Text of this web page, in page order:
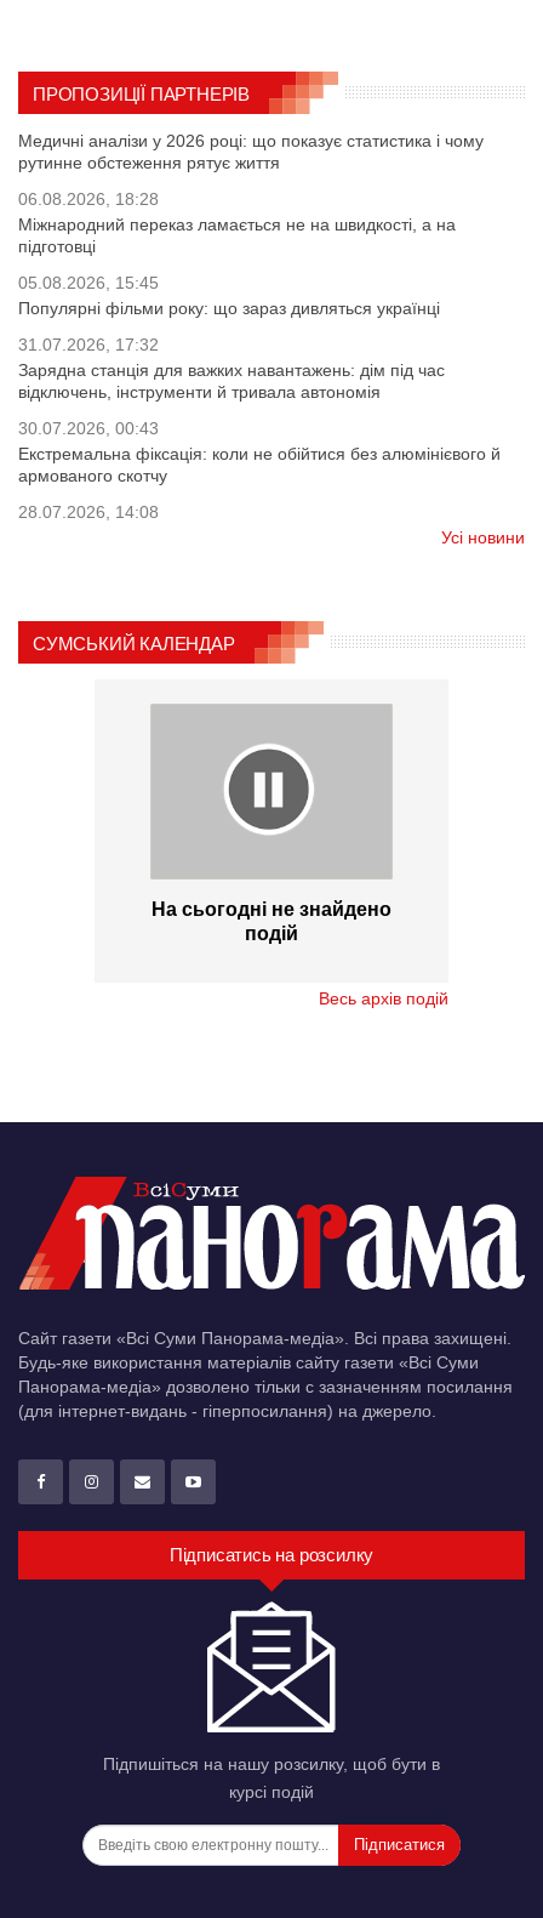
ПРОПОЗИЦІЇ ПАРТНЕРІВ
Медичні аналізи у 2026 році: що показує статистика і чому
рутинне обстеження рятує життя
06.08.2026, 18:28
Міжнародний переказ ламається не на швидкості, а на
підготовці
05.08.2026, 15:45
Популярні фільми року: що зараз дивляться українці
31.07.2026, 17:32
Зарядна станція для важких навантажень: дім під час
відключень, інструменти й тривала автономія
30.07.2026, 00:43
Екстремальна фіксація: коли не обійтися без алюмінієвого й
армованого скотчу
28.07.2026, 14:08
Усі новини
СУМСЬКИЙ КАЛЕНДАР
На сьогодні не знайдено
подій
Весь архів подій
Сайт газети «Всі Суми Панорама-медіа». Всі права захищені.
Будь-яке використання матеріалів сайту газети «Всі Суми
Панорама-медіа» дозволено тільки c зазначенням посилання
(для інтернет-видань - гіперпосилання) на джерело.
Підписатись на розсилку
Підпишіться на нашу розсилку, щоб бути в
курсі подій
Підписатися